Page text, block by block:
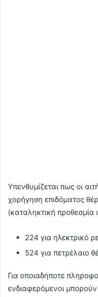
Υπενθυμίζεται πως οι
χορήγηση επιδόματος
(καταληκτική
224 για ηλεκτρικό
524 για πετρέλαιο
Για οποιαδήποτε
ενδιαφερόμενοι